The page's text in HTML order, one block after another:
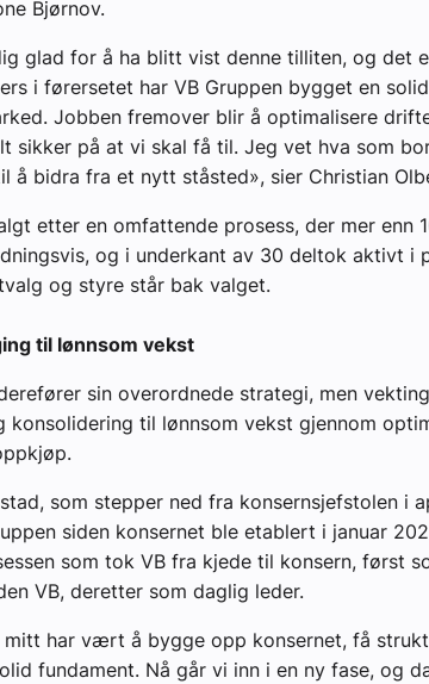
Bjørnov.
glad for å ha blitt vist denne tilliten, og det
i førersetet har VB Gruppen bygget en
Jobben fremover blir å optimalisere
sikker på at vi skal få til. Jeg vet hva som
å bidra fra et nytt ståsted», sier Christian
etter en omfattende prosess, der mer enn
og i underkant av 30 deltok aktivt i
og styre står bak valget.
til lønnsom vekst
sin overordnede strategi, men
konsolidering til lønnsom vekst gjennom
som stepper ned fra konsernsjefstolen i
siden konsernet ble etablert i januar
som tok VB fra kjede til konsern, først
VB, deretter som daglig leder.
mitt har vært å bygge opp konsernet, få
fundament. Nå går vi inn i en ny fase, og